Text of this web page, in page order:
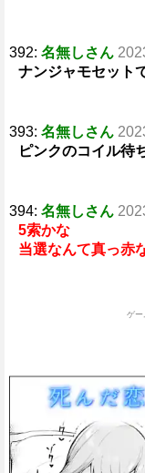
392: 名無しさん
ナンジャモセット
393: 名無しさん
ピンクのコイル待
394: 名無しさん
5索かな
当選なんて真っ赤
ゲ